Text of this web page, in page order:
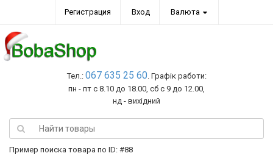
Регистрация Вход Валюта
Тел.: 067 635 25 60. Графік работи:
пн - пт с 8.10 до 18.00, сб с 9 до 12.00,
нд - вихідний
Пример поиска товара по ID: #88